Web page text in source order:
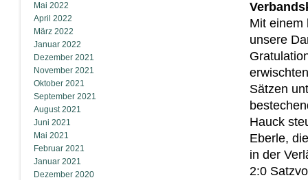
Mai 2022
April 2022
März 2022
Januar 2022
Dezember 2021
November 2021
Oktober 2021
September 2021
August 2021
Juni 2021
Mai 2021
Februar 2021
Januar 2021
Dezember 2020
Mit einem
unsere
Sätzen
Hauck
Eberle,
in der
2:0